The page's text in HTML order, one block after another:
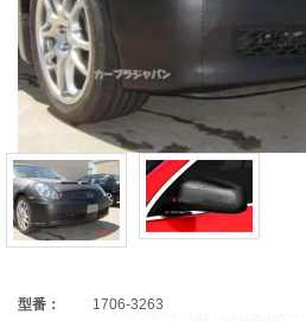
型番：
1706-3263